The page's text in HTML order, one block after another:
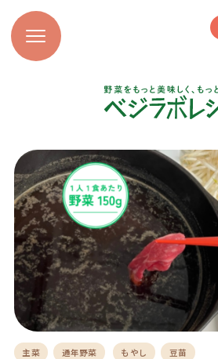
主菜 通年野菜 もやし 豆苗